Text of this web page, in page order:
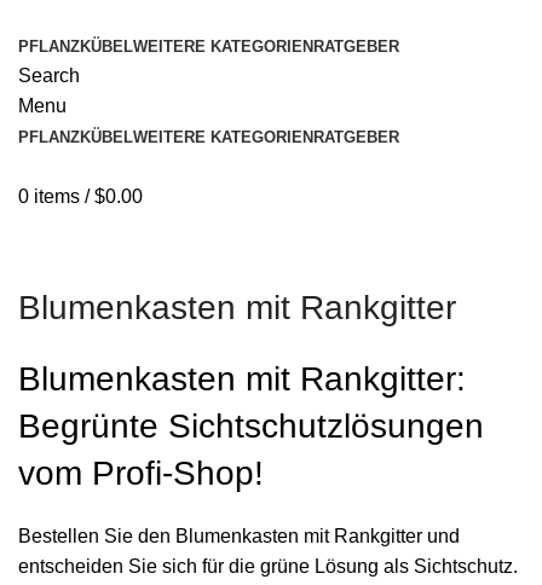
PFLANZKÜBELWEITERE KATEGORIEN RATGEBER
Search
Menu
PFLANZKÜBELWEITERE KATEGORIEN RATGEBER
0 items / $0.00
Blumenkasten mit Rankgitter
Blumenkasten mit Rankgitter:
Begrünte Sichtschutzlösungen
vom Profi-Shop!
Bestellen Sie den Blumenkasten mit Rankgitter und
entscheiden Sie sich für die grüne Lösung als Sichtschutz.